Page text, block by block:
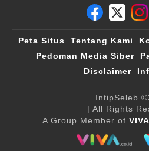
Peta Situs Tentang Kami
Pedoman Media Siber
Disclaimer
IntipSeleb
| All Rights
A Group Member of